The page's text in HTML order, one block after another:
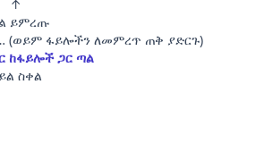
↑
ይምረጡ
(ወይም ፋይሎችን ለመምረጥ ጠቅ ያድርጉ)
ከፋይሎች ጋር ጣል
ስቀል